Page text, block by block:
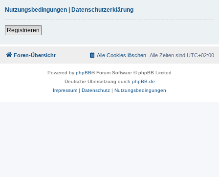
Nutzungsbedingungen | Datenschutzerklärung
Registrieren
Foren-Übersicht Alle Zeiten sind UTC+02:00
Alle Cookies löschen
Powered by phpBB® Forum Software © phpBB Limited
Deutsche Übersetzung durch phpBB.de
Impressum | Datenschutz | Nutzungsbedingungen